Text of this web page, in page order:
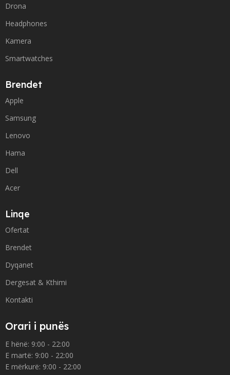
Drona
Headphones
Kamera
Smartwatches
Brendet
Apple
Samsung
Lenovo
Hama
Dell
Acer
Linqe
Ofertat
Brendet
Dyqanet
Dergesat & Kthimi
Kontakti
Orari i punës
E hënë: 9:00 - 22:00
E martë: 9:00 - 22:00
E mërkurë: 9:00 - 22:00